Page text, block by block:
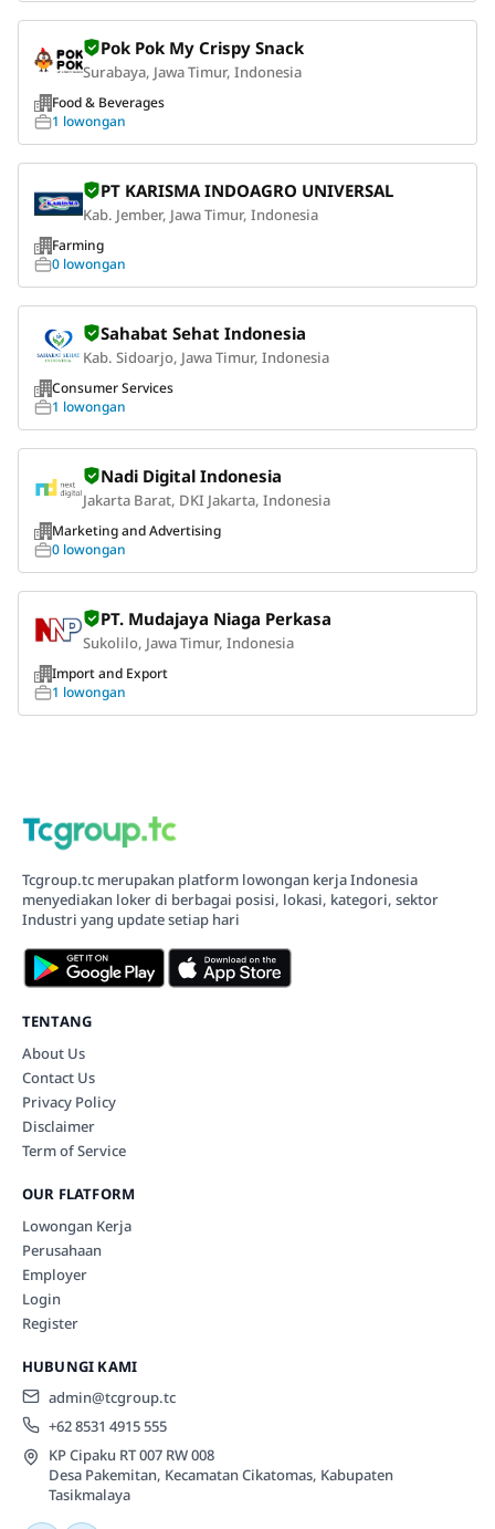
Pok Pok My Crispy Snack
Surabaya, Jawa Timur, Indonesia
Food & Beverages
1 lowongan
PT KARISMA INDOAGRO UNIVERSAL
Kab. Jember, Jawa Timur, Indonesia
Farming
0 lowongan
Sahabat Sehat Indonesia
Kab. Sidoarjo, Jawa Timur, Indonesia
Consumer Services
1 lowongan
Nadi Digital Indonesia
Jakarta Barat, DKI Jakarta, Indonesia
Marketing and Advertising
0 lowongan
PT. Mudajaya Niaga Perkasa
Sukolilo, Jawa Timur, Indonesia
Import and Export
1 lowongan
Tcgroup.tc merupakan platform lowongan kerja Indonesia
menyediakan loker di berbagai posisi, lokasi, kategori, sektor
Industri yang update setiap hari
TENTANG
About Us
Contact Us
Privacy Policy
Disclaimer
Term of Service
OUR FLATFORM
Lowongan Kerja
Perusahaan
Employer
Login
Register
HUBUNGI KAMI
admin@tcgroup.tc
+62 8531 4915 555
KP Cipaku RT 007 RW 008
Desa Pakemitan, Kecamatan Cikatomas, Kabupaten
Tasikmalaya